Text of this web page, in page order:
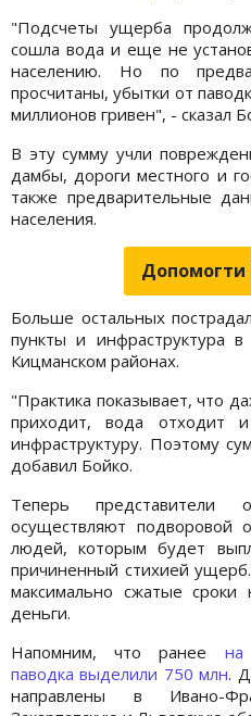
"Подсчеты ущерба
сошла вода и еще не
населению. Но по
просчитаны, убытки от
миллионов гривен", - сказал
В эту сумму учли
дамбы, дороги местного и
также предварительные
населения.
Больше остальных
пункты и инфраструктура
Кицманском районах.
"Практика показывает, что
приходит, вода отходит
инфраструктуру. Поэтому
добавил Бойко.
Теперь представители
осуществляют подворовой
людей, которым будет
причиненный стихией
максимально сжатые сроки
деньги.
Напомним, что ранее на
паводка выделили 750 млн.
направлены в Ивано-